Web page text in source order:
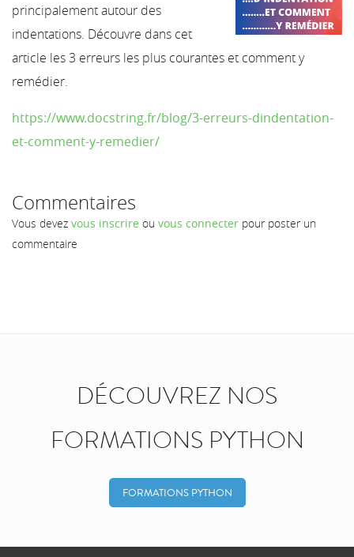
principalement autour des
indentations. Découvre dans cet
article les 3 erreurs les plus courantes et comment y
remédier.
https://www.docstring.fr/blog/3-erreurs-dindentation-
et-comment-y-remedier/
Commentaires
Vous devez vous inscrire ou vous connecter pour poster un
commentaire
DÉCOUVREZ NOS
FORMATIONS PYTHON
FORMATIONS PYTHON